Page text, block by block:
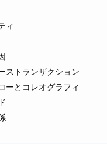
ィ
ストランザクション
ーとコレオグラフィ